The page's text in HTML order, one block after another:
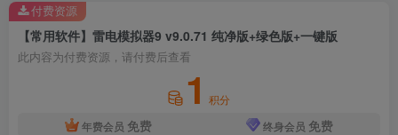
【常用软件】雷电模拟器9 v9.0.71 纯净版+绿色版+一键版
此内容为付费资源，请付费后查看
1 积分
年费会员 免费 终身会员 免费
付费资源